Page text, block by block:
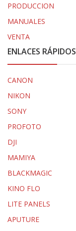
PRODUCCION
MANUALES
VENTA
ENLACES RÁPIDOS
CANON
NIKON
SONY
PROFOTO
DJI
MAMIYA
BLACKMAGIC
KINO FLO
LITE PANELS
APUTURE